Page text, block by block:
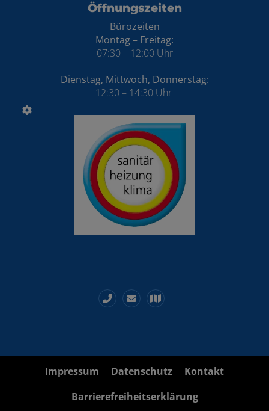
Öffnungszeiten
Bürozeiten
Montag – Freitag:
07:30 – 12:00 Uhr
Dienstag, Mittwoch, Donnerstag:
12:30 – 14:30 Uhr
Impressum Datenschutz
Kontakt
Barrierefreiheitserklärung